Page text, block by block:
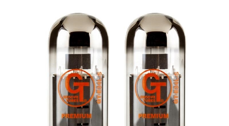
ベース ウクレレ
ドラム パーカッション
キーボード 電子ピアノ